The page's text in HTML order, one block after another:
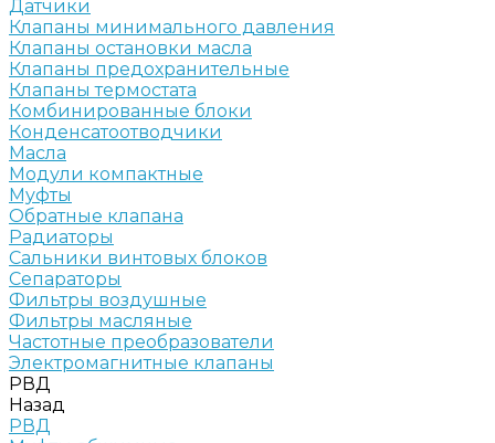
Датчики
Клапаны минимального давления
Клапаны остановки масла
Клапаны предохранительные
Клапаны термостата
Комбинированные блоки
Конденсатоотводчики
Масла
Модули компактные
Муфты
Обратные клапана
Радиаторы
Сальники винтовых блоков
Сепараторы
Фильтры воздушные
Фильтры масляные
Частотные преобразователи
Электромагнитные клапаны
РВД
Назад
РВД